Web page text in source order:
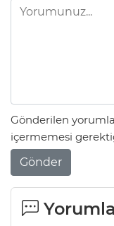
Gönderilen
içermemesi
Gönder